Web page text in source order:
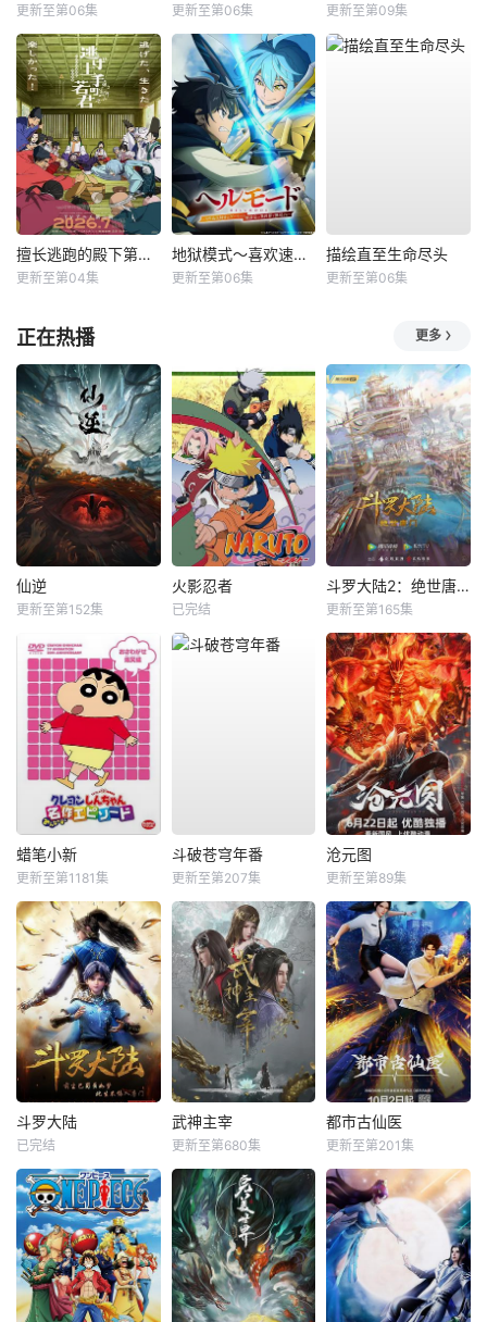
更新至第06集 更新至第06集 更新至第09集
擅长逃跑的殿下第二季
更新至第04集
地狱模式～喜欢速通游戏的玩家在废设定异世界无双～第2季
更新至第06集
描绘直至生命尽头
更新至第06集
正在热播 更多
仙逆
更新至第152集
火影忍者
已完结
斗罗大陆2：绝世唐门
更新至第165集
蜡笔小新
更新至第1181集
斗破苍穹年番
更新至第207集
沧元图
更新至第89集
斗罗大陆
已完结
武神主宰
更新至第680集
都市古仙医
更新至第201集